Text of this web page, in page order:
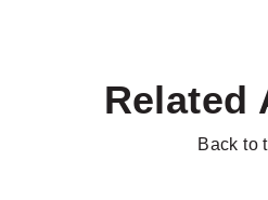
Related
Back to